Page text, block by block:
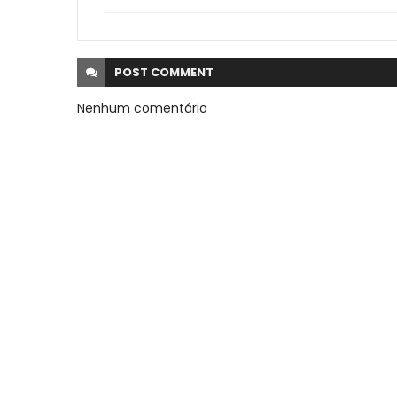
POST COMMENT
Nenhum comentário